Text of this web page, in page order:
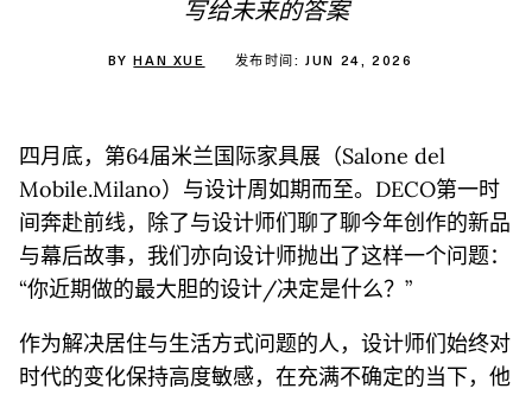
写给未来的答案
BYHAN XUE 发布时间: JUN 24, 2026
四月底，第64届米兰国际家具展（Salone del
Mobile.Milano）与设计周如期而至。DECO第一时
间奔赴前线，除了与设计师们聊了聊今年创作的新品
与幕后故事，我们亦向设计师抛出了这样一个问题：
“你近期做的最大胆的设计/决定是什么？”
作为解决居住与生活方式问题的人，设计师们始终对
时代的变化保持高度敏感，在充满不确定的当下，他